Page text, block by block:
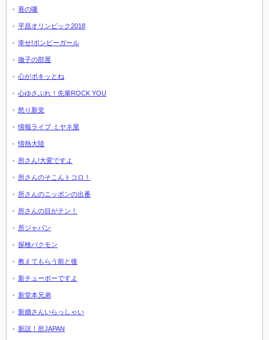
巷の噺
平昌オリンピック2018
幸せ!ボンビーガール
徹子の部屋
心がポキッとね
心ゆさぶれ！先輩ROCK YOU
怒り新党
情報ライブ ミヤネ屋
情熱大陸
所さん!大変ですよ
所さんのそこんトコロ！
所さんのニッポンの出番
所さんの目がテン！
所ジャパン
探検バクモン
教えてもらう前と後
新チューボーですよ
新堂本兄弟
新婚さんいらっしゃい
新説！所JAPAN